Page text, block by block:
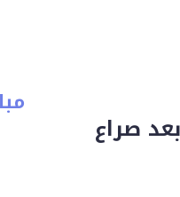
صراع